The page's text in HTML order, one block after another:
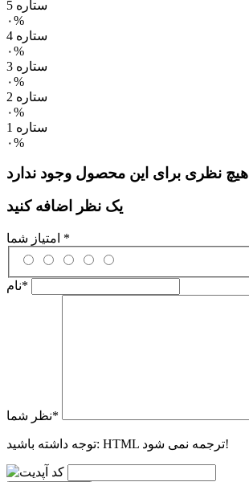
5 ستاره
۰%
4 ستاره
۰%
3 ستاره
۰%
2 ستاره
۰%
1 ستاره
۰%
هیچ نظری برای این محصول وجود ندارد
یک نظر اضافه کنید
*
نام*
نظر شما*
توجه داشته باشید: HTML ترجمه نمی شود!